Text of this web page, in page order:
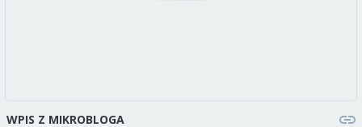
WPIS Z MIKROBLOGA